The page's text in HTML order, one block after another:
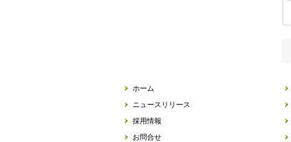
ホーム
ニュースリリース
採用情報
お問合せ